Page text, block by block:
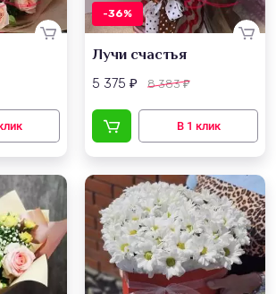
-36%
Лучи счастья
5 375 ₽ 8 383₽